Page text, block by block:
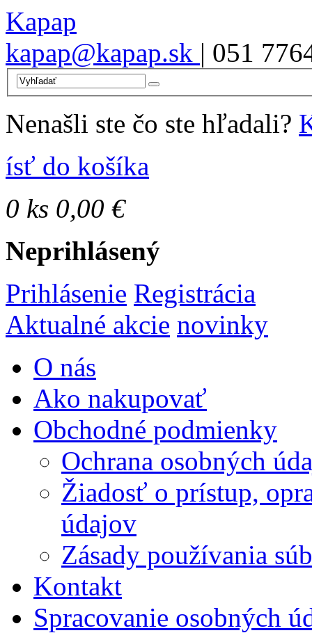
Kapap
kapap@kapap.sk | 051
Nenašli ste čo ste hľadali?
ísť do košíka
0 ks 0,00 €
Neprihlásený
Prihlásenie Registrácia
Aktualné akcie novinky
O nás
Ako nakupovať
Obchodné podmienky
Ochrana osobných
Žiadosť o prístup,
údajov
Zásady používania
Kontakt
Spracovanie osobných